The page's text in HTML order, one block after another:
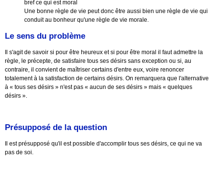
bref ce qui est moral
Une bonne règle de vie peut donc être aussi bien une règle de vie qui
conduit au bonheur qu'une règle de vie morale.
Le sens du problème
Il s'agit de savoir si pour être heureux et si pour être moral il faut admettre la
règle, le précepte, de satisfaire tous ses désirs sans exception ou si, au
contraire, il convient de maîtriser certains d'entre eux, voire renoncer
totalement à la satisfaction de certains désirs. On remarquera que l'alternative
à « tous ses désirs » n'est pas « aucun de ses désirs » mais « quelques
désirs ».
Présupposé de la question
Il est présupposé qu'il est possible d'accomplir tous ses désirs, ce qui ne va
pas de soi.